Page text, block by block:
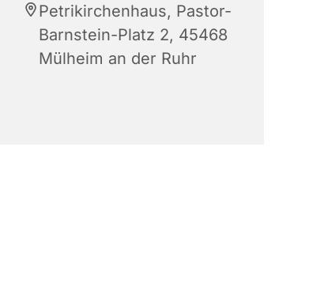
Petrikirchenhaus, Pastor-
Barnstein-Platz 2, 45468
Mülheim an der Ruhr